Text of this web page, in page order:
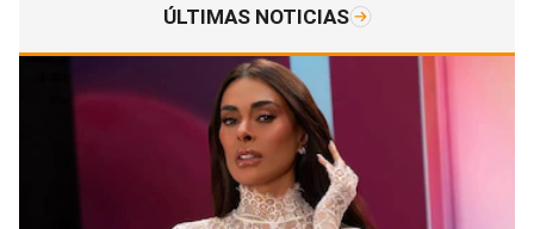
ÚLTIMAS NOTICIAS